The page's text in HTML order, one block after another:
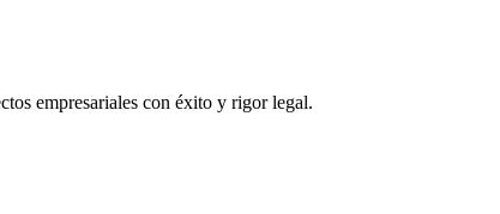
empresariales con éxito y rigor legal.